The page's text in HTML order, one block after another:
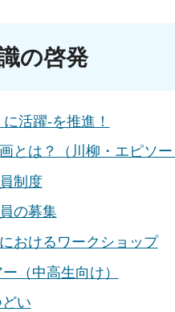
の啓発
活躍-を推進！
とは？（川柳・エピソー
制度
の募集
おけるワークショップ
（中高生向け）
い